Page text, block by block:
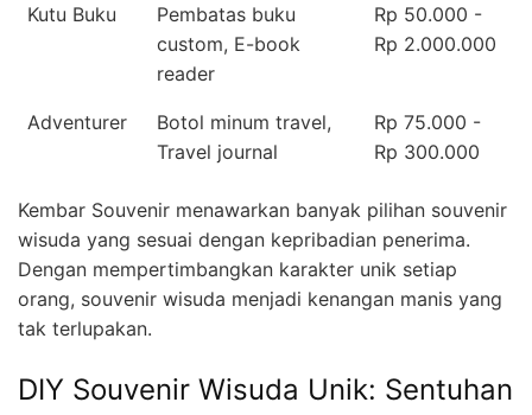
Kutu Buku
Pembatas buku
custom, E-book
reader
Rp 50.000 -
Rp 2.000.000
Adventurer
Botol minum travel,
Travel journal
Rp 75.000 -
Rp 300.000
Kembar Souvenir menawarkan banyak pilihan souvenir
wisuda yang sesuai dengan kepribadian penerima.
Dengan mempertimbangkan karakter unik setiap
orang, souvenir wisuda menjadi kenangan manis yang
tak terlupakan.
DIY Souvenir Wisuda Unik: Sentuhan